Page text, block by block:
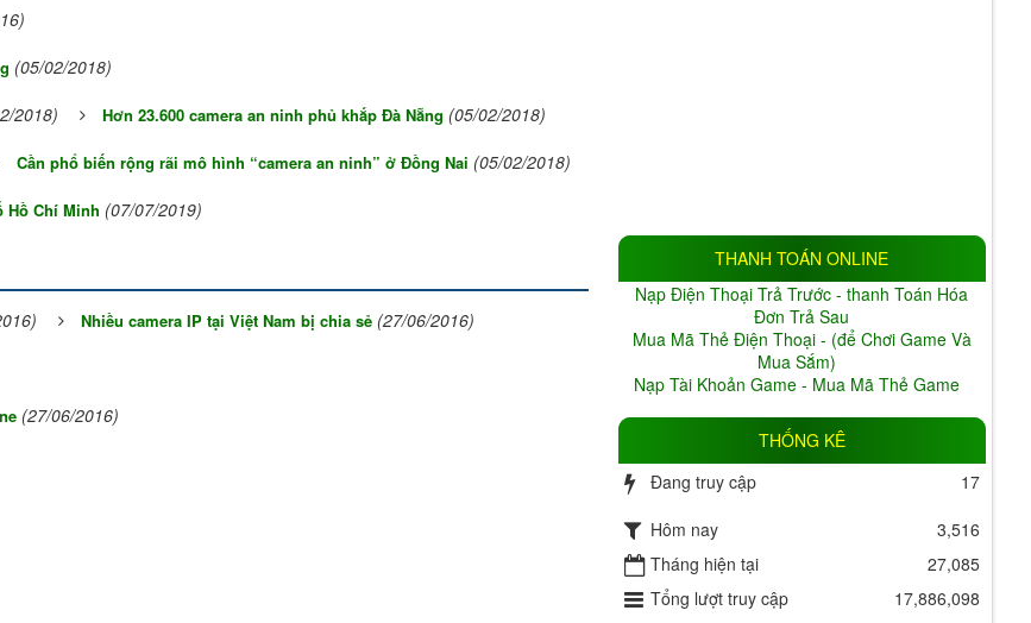
(05/02/2018)
2018) Hơn 23.600 camera an ninh phủ khắp Đà Nẵng (05/02/2018)
Cần phổ biến rộng rãi mô hình “camera an ninh” ở Đồng Nai (05/02/2018)
Hồ Chí Minh (07/07/2019)
Nhiều camera IP tại Việt Nam bị chia sẻ (27/06/2016)
(27/06/2016)
THANH TOÁN ONLINE
Nạp Điện Thoại Trả Trước - thanh Toán Hóa
Đơn Trả Sau
Mua Mã Thẻ Điện Thoại - (để Chơi Game Và
Mua Sắm)
Nạp Tài Khoản Game - Mua Mã Thẻ Game
THỐNG KÊ
Đang truy cập
17
Hôm nay
3,516
Tháng hiện tại
27,085
Tổng lượt truy cập
17,886,098